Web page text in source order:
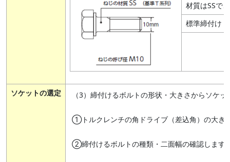
材質はSSで
標準締付け
ソケットの選定 （3）締付けるボルトの形状・大きさからソケ
①トルクレンチの角ドライブ（差込角）の大き
②締付けるボルトの種類・二面幅の確認します